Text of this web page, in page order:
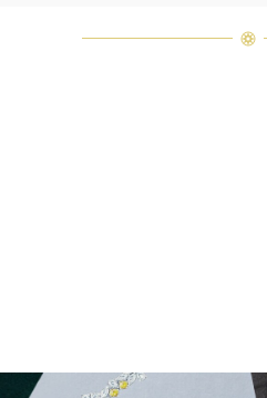
Duchess黄钻和无色钻石项链
Royal Adornments系列Duchess黄